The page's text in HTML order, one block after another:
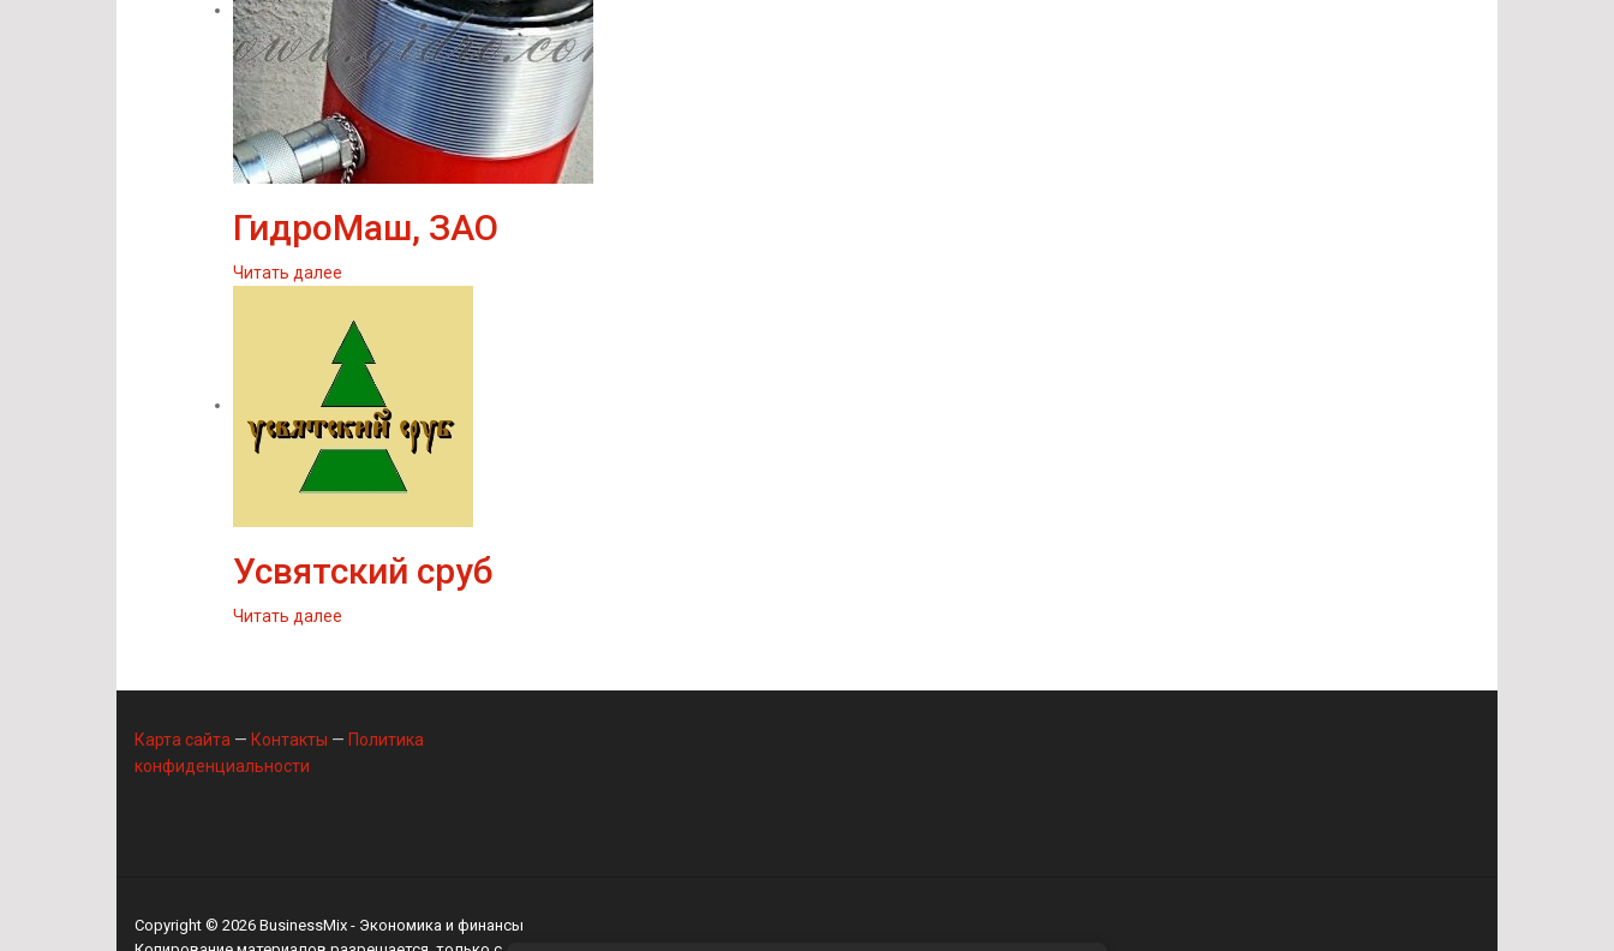
ГидроМаш, ЗАО
Читать далее
Усвятский сруб
Читать далее
Карта сайта — Контакты — Политика
конфиденциальности
Copyright © 2026 BusinessMix - Экономика и финансы